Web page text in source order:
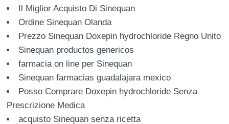
Il Miglior Acquisto Di Sinequan
Ordine Sinequan Olanda
Prezzo Sinequan Doxepin hydrochloride Regno Unito
Sinequan productos genericos
farmacia on line per Sinequan
Sinequan farmacias guadalajara mexico
Posso Comprare Doxepin hydrochloride Senza
Prescrizione Medica
acquisto Sinequan senza ricetta